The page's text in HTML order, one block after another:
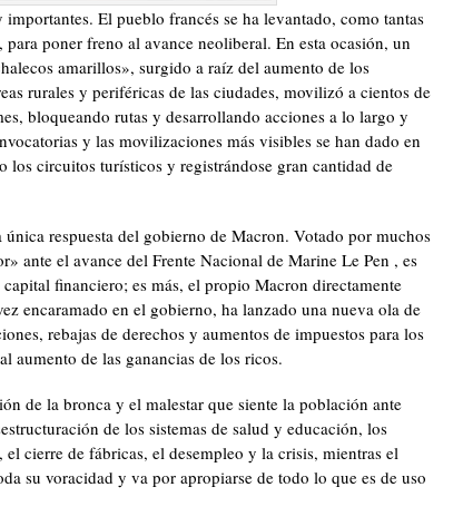
El pueblo francés se ha levantado, como tantas
para poner freno al avance neoliberal. En esta ocasión, un
amarillos», surgido a raíz del aumento de los
rurales y periféricas de las ciudades, movilizó a cientos de
bloqueando rutas y desarrollando acciones a lo largo y
y las movilizaciones más visibles se han dado en
los circuitos turísticos y registrándose gran cantidad de
respuesta del gobierno de Macron. Votado por muchos
ante el avance del Frente Nacional de Marine Le Pen , es
financiero; es más, el propio Macron directamente
encaramado en el gobierno, ha lanzado una nueva ola de
rebajas de derechos y aumentos de impuestos para los
aumento de las ganancias de los ricos.
de la bronca y el malestar que siente la población ante
de los sistemas de salud y educación, los
cierre de fábricas, el desempleo y la crisis, mientras el
su voracidad y va por apropiarse de todo lo que es de uso